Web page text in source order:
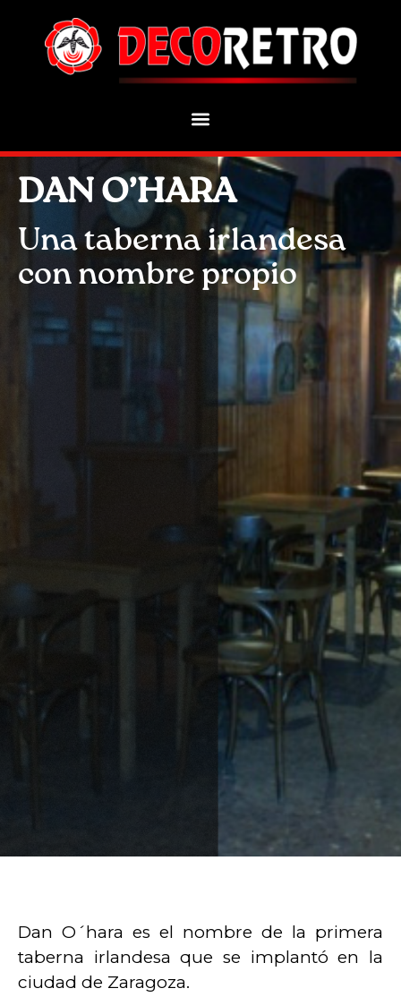
DAN O’HARA
Una taberna irlandesa
con nombre propio
Dan O´hara es el nombre de la primera
taberna irlandesa que se implantó en la
ciudad de Zaragoza.